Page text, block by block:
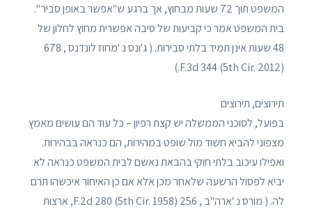
המשפט תוך 72 שעות מבחוץ, אך ברגע ש"אפשר באופן סביר ".
בית המשפט אמר כי קביעות של סיבה אפשרית מחוץ לחלון של
48 שעות אינן תמיד בלתי סבירות. ( ג'ונס נ 'מחוז לונדנס , 678
F.3d 344 (5th Cir. 2012).)
תירוצים, תירוצים
בפועל, לסוכני הממשלה יש קצת רפיון – כל עוד הם עושים מאמץ
מצפוני להביא חשוד מול שופט במהירות, הם כנראה בבהירות.
ואפילו עיכוב בלתי חוקי בהבאת נאשם לבית המשפט כנראה לא
יביא לפסול הרשעה שלאחר מכן אלא אם כן האיחור איכשהו תרם
לה. ( מורס נ 'ארה"ב , 256 F.2d 280 (5th Cir. 1958), ארצות